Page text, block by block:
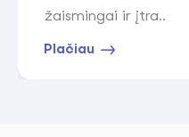
žaismingai ir įtra..
Plačiau